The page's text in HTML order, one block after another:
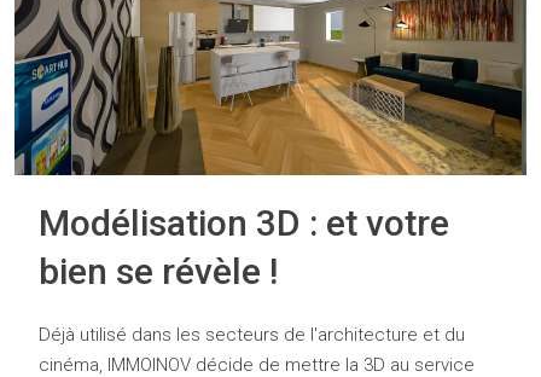
Modélisation 3D : et votre
bien se révèle !
Déjà utilisé dans les secteurs de l'architecture et du
cinéma, IMMOINOV décide de mettre la 3D au service